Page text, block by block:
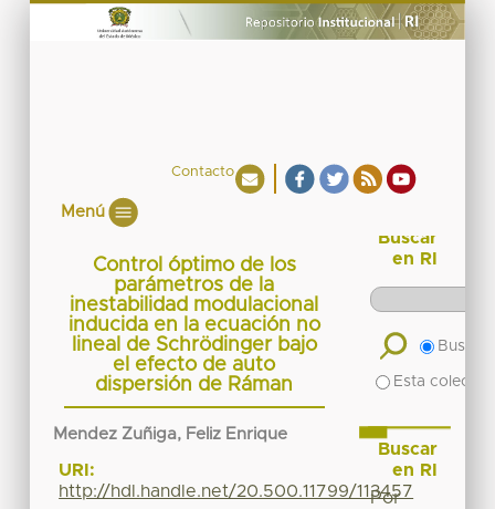
Contacto
Menú
Control óptimo de los
parámetros de la
inestabilidad modulacional
inducida en la ecuación no
lineal de Schrödinger bajo
el efecto de auto
dispersión de Ráman
Mendez Zuñiga, Feliz Enrique
URI:
http://hdl.handle.net/20.500.11799/113457
Buscar
en RI
Buscar
Esta
Buscar
en RI
Por